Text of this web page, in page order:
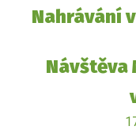
Nahrávání
Návštěva